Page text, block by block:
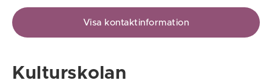
Visa kontaktinformation
Kulturskolan